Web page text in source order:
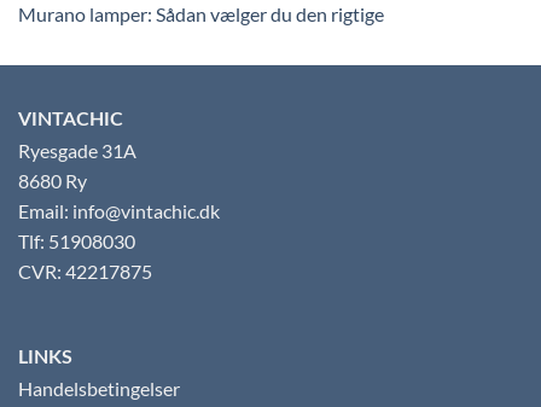
Murano lamper: Sådan vælger du den rigtige
VINTACHIC
Ryesgade 31A
8680 Ry
Email: info@vintachic.dk
Tlf: 51908030
CVR: 42217875
LINKS
Handelsbetingelser